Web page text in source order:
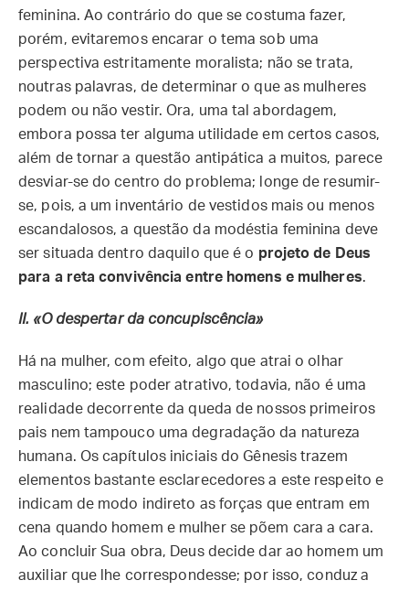
feminina. Ao contrário do que se costuma fazer,
porém, evitaremos encarar o tema sob uma
perspectiva estritamente moralista; não se trata,
noutras palavras, de determinar o que as mulheres
podem ou não vestir. Ora, uma tal abordagem,
embora possa ter alguma utilidade em certos casos,
além de tornar a questão antipática a muitos, parece
desviar-se do centro do problema; longe de resumir-
se, pois, a um inventário de vestidos mais ou menos
escandalosos, a questão da modéstia feminina deve
ser situada dentro daquilo que é o projeto de Deus
para a reta convivência entre homens e mulheres.
II. «O despertar da concupiscência»
Há na mulher, com efeito, algo que atrai o olhar
masculino; este poder atrativo, todavia, não é uma
realidade decorrente da queda de nossos primeiros
pais nem tampouco uma degradação da natureza
humana. Os capítulos iniciais do Gênesis trazem
elementos bastante esclarecedores a este respeito e
indicam de modo indireto as forças que entram em
cena quando homem e mulher se põem cara a cara.
Ao concluir Sua obra, Deus decide dar ao homem um
auxiliar que lhe correspondesse; por isso, conduz a